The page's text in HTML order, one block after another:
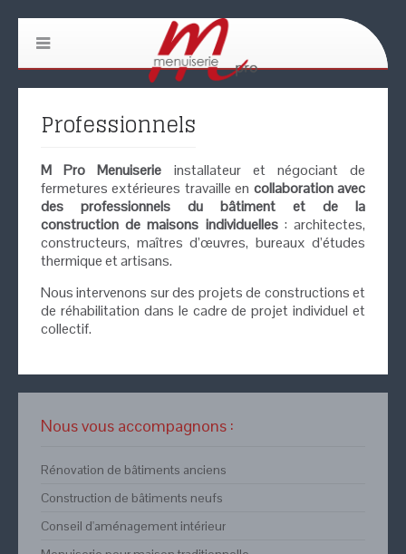
Professionnels
M Pro Menuiserie installateur et négociant de
fermetures extérieures travaille en collaboration avec
des professionnels du bâtiment et de la
construction de maisons individuelles: architectes,
constructeurs, maîtres d’œuvres, bureaux d’études
thermique et artisans.
Nous intervenons sur des projets de constructions et
de réhabilitation dans le cadre de projet individuel et
collectif.
Nous vous accompagnons :
Rénovation de bâtiments anciens
Construction de bâtiments neufs
Conseil d'aménagement intérieur